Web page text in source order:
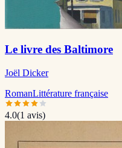
Le livre des Baltimore
Joël Dicker
RomanLittérature française
4.0(1 avis)